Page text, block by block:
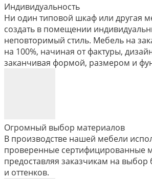
Индивидуальность
Ни один типовой шкаф или другая
создать в помещении
неповторимый стиль. Мебель на
на 100%, начиная от фактуры,
заканчивая формой, размером и
Огромный выбор материалов
В производстве нашей мебели
проверенные сертифицированные
предоставляя заказчикам на выбор
и оттенков.